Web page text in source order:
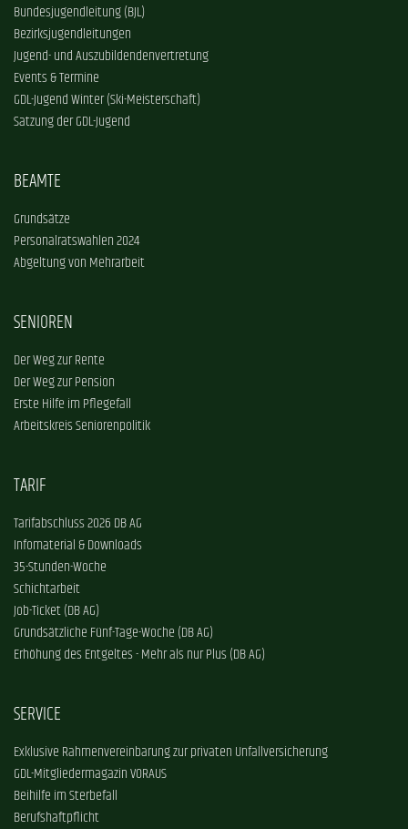
Bundesjugendleitung (BJL)
Bezirksjugendleitungen
Jugend- und Auszubildendenvertretung
Events & Termine
GDL-Jugend Winter (Ski-Meisterschaft)
Satzung der GDL-Jugend
BEAMTE
Grundsätze
Personalratswahlen 2024
Abgeltung von Mehrarbeit
SENIOREN
Der Weg zur Rente
Der Weg zur Pension
Erste Hilfe im Pflegefall
Arbeitskreis Seniorenpolitik
TARIF
Tarifabschluss 2026 DB AG
Infomaterial & Downloads
35-Stunden-Woche
Schichtarbeit
Job-Ticket (DB AG)
Grundsätzliche Fünf-Tage-Woche (DB AG)
Erhöhung des Entgeltes - Mehr als nur Plus (DB AG)
SERVICE
Exklusive Rahmenvereinbarung zur privaten Unfallversicherung
GDL-Mitgliedermagazin VORAUS
Beihilfe im Sterbefall
Berufshaftpflicht